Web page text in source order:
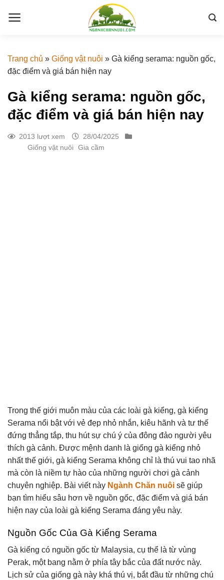
Trang chủ » Giống vật nuôi » Gà kiểng serama: nguồn gốc,
đặc điểm và giá bán hiện nay
Gà kiểng serama: nguồn gốc,
đặc điểm và giá bán hiện nay
2013 lượt xem
28/04/2025
Giống vật nuôi
Gia cầm
Trong thế giới muôn màu của các loài gà kiểng, gà kiểng
Serama nổi bật với vẻ đẹp nhỏ nhắn, kiêu hãnh và tư thế
đứng thẳng tắp, thu hút sự chú ý của đông đảo người yêu
thích gà cảnh. Được mệnh danh là giống gà kiểng nhỏ
nhất thế giới, gà kiểng Serama không chỉ là thú vui tao nhã
mà còn là niềm tự hào của những người chơi gà cảnh
chuyên nghiệp. Bài viết này Ngành Chăn nuôi sẽ giúp
bạn tìm hiểu sâu hơn về nguồn gốc, đặc điểm và giá bán
hiện nay của loài gà kiểng Serama đáng yêu này.
Nguồn Gốc Của Gà Kiểng Serama
Gà kiểng có nguồn gốc từ Malaysia, cụ thể là từ vùng
Perak, một bang nằm ở phía tây bắc của đất nước này.
Lịch sử của giống gà này khá thú vị, bắt đầu từ những chú